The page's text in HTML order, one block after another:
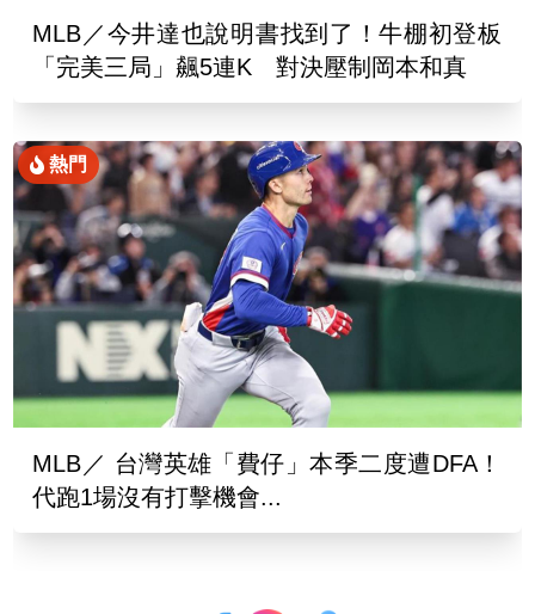
MLB／今井達也說明書找到了！牛棚初登板
「完美三局」飆5連K 對決壓制岡本和真
熱門
MLB／ 台灣英雄「費仔」本季二度遭DFA！
代跑1場沒有打擊機會...